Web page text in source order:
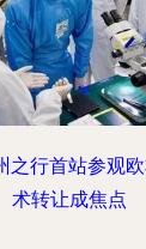
之行首站参观
术转让成焦点